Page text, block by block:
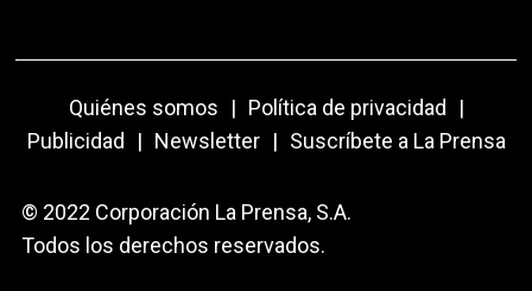
Quiénes somos | Política de privacidad
|
Publicidad
| Newsletter | Suscríbete a La Prensa
© 2022 Corporación La Prensa, S.A.
Todos los derechos reservados.